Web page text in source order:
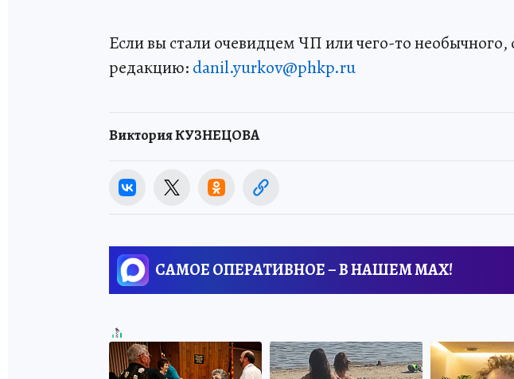
Если вы стали очевидцем ЧП или чего-то
редакцию: danil.yurkov@phkp.ru
Виктория КУЗНЕЦОВА
САМОЕ ОПЕРАТИВНОЕ – В НАШЕМ MAX!